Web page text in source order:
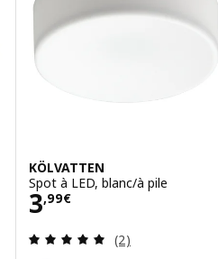
de 5 étoiles. Nombre total de
KÖLVATTEN
Spot à LED, blanc/à pile
3,99€
Prix 3,99€
Révision: 5
(2)